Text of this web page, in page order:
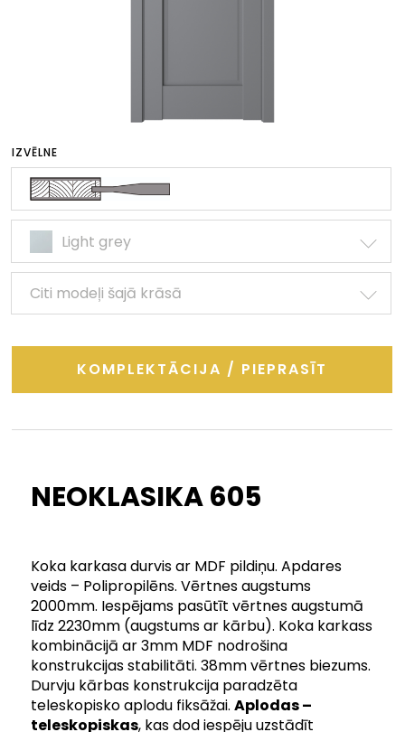
IZVĒLNE
Light grey
Citi modeļi šajā krāsā
KOMPLEKTĀCIJA / PIEPRASĪT
NEOKLASIKA 605
Koka karkasa durvis ar MDF pildiņu. Apdares
veids – Polipropilēns. Vērtnes augstums
2000mm. Iespējams pasūtīt vērtnes augstumā
līdz 2230mm (augstums ar kārbu). Koka karkass
kombinācijā ar 3mm MDF nodrošina
konstrukcijas stabilitāti. 38mm vērtnes biezums.
Durvju kārbas konstrukcija paradzēta
teleskopisko aplodu fiksāžai.Aplodas –
teleskopiskas, kas dod iespēju uzstādīt